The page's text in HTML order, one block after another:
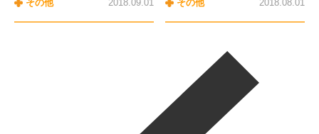
その他 2018.09.01 その他 2018.08.01